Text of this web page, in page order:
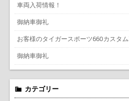
車両入荷情報！
御納車御礼
お客様のタイガースポーツ660カスタム
御納車御礼
カテゴリー